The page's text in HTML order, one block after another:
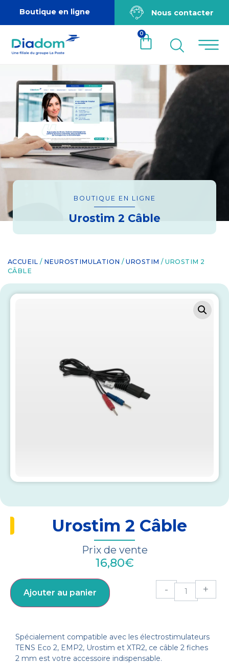
Boutique en ligne Nous contacter
0
BOUTIQUE EN LIGNE
Urostim 2 Câble
ACCUEIL / NEUROSTIMULATION / UROSTIM / UROSTIM 2
CÂBLE
Urostim 2 Câble
Prix de vente
16,80€
- +
Ajouter au panier
Spécialement compatible avec les électrostimulateurs
TENS Eco 2, EMP2, Urostim et XTR2, ce câble 2 fiches
2 mm est votre accessoire indispensable.